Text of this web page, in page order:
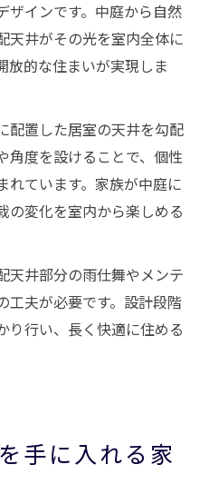
ザインです。中庭から自然
天井がその光を室内全体に
放的な住まいが実現しま
配置した居室の天井を勾配
角度を設けることで、個性
れています。家族が中庭に
の変化を室内から楽しめる
天井部分の雨仕舞やメンテ
工夫が必要です。設計段階
り行い、長く快適に住める
手に入れる家